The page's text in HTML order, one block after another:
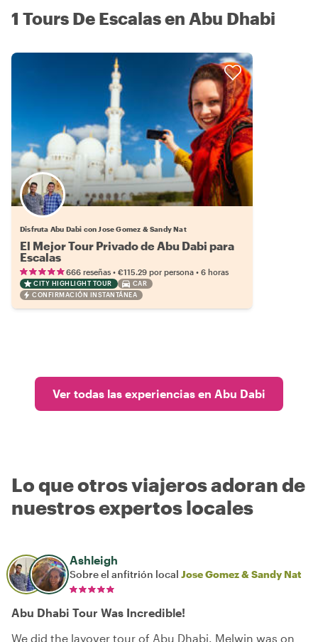
1 Tours De Escalas en Abu Dhabi
Disfruta Abu Dabi con Jose Gomez & Sandy Nat
El Mejor Tour Privado de Abu Dabi para
Escalas
666 reseñas • €115.29 por persona • 6 horas
CITY HIGHLIGHT TOUR
CAR
CONFIRMACIÓN INSTANTÁNEA
Ver todas las experiencias en Abu Dabi
Lo que otros viajeros adoran de
nuestros expertos locales
Ashleigh
Sobre el anfitrión local Jose Gomez & Sandy Nat
Abu Dhabi Tour Was Incredible!
We did the layover tour of Abu Dhabi. Melwin was on